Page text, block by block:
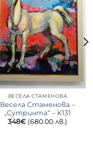
ВЕСЕЛА СТАМЕНОВА
Весела Стаменова –
„Сутринта“ – K131
348€ (680.00 лв.)